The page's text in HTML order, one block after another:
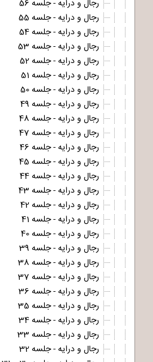
رجال و درایه - جلسه 56
رجال و درایه - جلسه 55
رجال و درایه - جلسه 54
رجال و درایه - جلسه 53
رجال و درایه - جلسه 52
رجال و درایه - جلسه 51
رجال و درایه - جلسه 50
رجال و درایه - جلسه 49
رجال و درایه - جلسه 48
رجال و درایه - جلسه 47
رجال و درایه - جلسه 46
رجال و درایه - جلسه 45
رجال و درایه - جلسه 44
رجال و درایه - جلسه 43
رجال و درایه - جلسه 42
رجال و درایه - جلسه 41
رجال و درایه - جلسه 40
رجال و درایه - جلسه 39
رجال و درایه - جلسه 38
رجال و درایه - جلسه 37
رجال و درایه - جلسه 36
رجال و درایه - جلسه 35
رجال و درایه - جلسه 34
رجال و درایه - جلسه 33
رجال و درایه - جلسه 32